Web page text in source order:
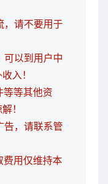
，请不要用于
可以到用户中
入！
等等其他资
！
告，请联系管
费用仅维持本